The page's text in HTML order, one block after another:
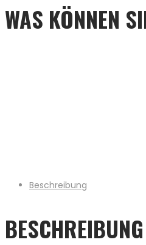
WAS KÖNNEN
Beschreibung
BESCHREIBUNG